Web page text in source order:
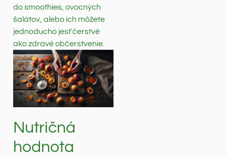
do smoothies, ovocných
šalátov, alebo ich môžete
jednoducho jesť čerstvé
ako zdravé občerstvenie.
Nutričná
hodnota